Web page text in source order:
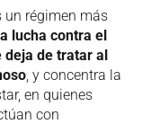
un régimen más
lucha contra el
deja de tratar al
, y concentra la
en quienes
con